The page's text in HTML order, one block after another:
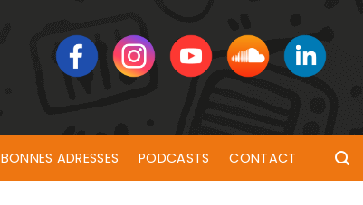
BONNES ADRESSES PODCASTS CONTACT